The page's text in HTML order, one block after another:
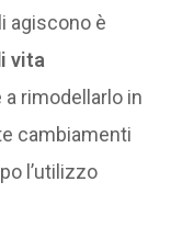
agiscono è
vita
a rimodellarlo in
cambiamenti
l’utilizzo